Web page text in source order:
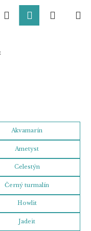
HledatPřihlášení
Akvamarín
Ametyst
Celestýn
Černý turmalín
Howlit
Jadeit